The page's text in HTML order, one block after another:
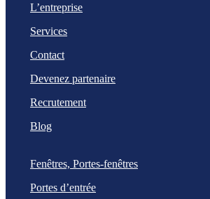
L’entreprise
Services
Contact
Devenez partenaire
Recrutement
Blog
Fenêtres, Portes-fenêtres
Portes d’entrée